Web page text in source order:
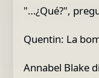
"…¿Qué?",
Quentin: La
Annabel Blake